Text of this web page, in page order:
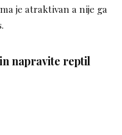
je atraktivan a nije ga
napravite reptil